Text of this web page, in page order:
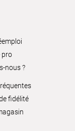
pro
nous ?
fidélité